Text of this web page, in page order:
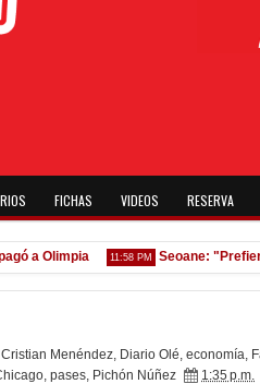
FICHAS VIDEOS RESERVA
Olimpia 11:58 PM Seoane: "Prefiero
Cristian Menéndez, Diario Olé, economía,
, pases, Pichón Núñez 1:35 p.m.